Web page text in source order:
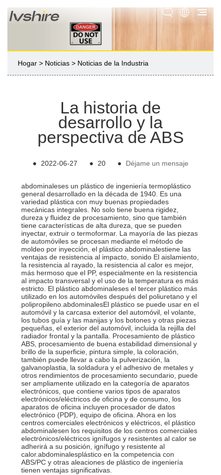
Hogar > Noticias> Noticias de la Industria
La historia de
desarrollo y la
perspectiva de ABS
● 2022-06-27 ● 20 ● Déjame un mensaje
abdominaleses un plástico de ingeniería termoplástico
general desarrollado en la década de 1940. Es una
variedad plástica con muy buenas propiedades
mecánicas integrales. No solo tiene buena rigidez,
dureza y fluidez de procesamiento, sino que también
tiene características de alta dureza, que se pueden
inyectar, extruir o termoformar. La mayoría de las piezas
de automóviles se procesan mediante el método de
moldeo por inyección, el plástico abdominalestiene las
ventajas de resistencia al impacto, sonido El aislamiento,
la resistencia al rayado, la resistencia al calor es mejor,
más hermoso que el PP, especialmente en la resistencia
al impacto transversal y el uso de la temperatura es más
estricto. El plástico abdominaleses el tercer plástico más
utilizado en los automóviles después del poliuretano y el
polipropileno.abdominalesEl plástico se puede usar en el
automóvil y la carcasa exterior del automóvil, el volante,
los tubos guía y las manijas y los botones y otras piezas
pequeñas, el exterior del automóvil, incluida la rejilla del
radiador frontal y la pantalla. Procesamiento de plástico
ABS, procesamiento de buena estabilidad dimensional y
brillo de la superficie, pintura simple, la coloración,
también puede llevar a cabo la pulverización, la
galvanoplastia, la soldadura y el adhesivo de metales y
otros rendimientos de procesamiento secundario, puede
ser ampliamente utilizado en la categoría de aparatos
electrónicos, que contiene varios tipos de aparatos
electrónicos/eléctricos de oficina y de consumo, los
aparatos de oficina incluyen procesador de datos
electrónico (PDP), equipo de oficina. Ahora en los
centros comerciales electrónicos y eléctricos, el plástico
abdominalesen los requisitos de los centros comerciales
electrónicos/eléctricos ignífugos y resistentes al calor se
adherirá a su posición, ignífugo y resistente al
calor.abdominalesplástico en la competencia con
ABS/PC y otras aleaciones de plástico de ingeniería
tienen ventajas significativas.